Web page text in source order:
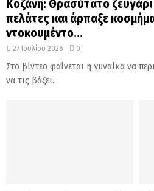
Κοζάνη: Θρασύτατο
πελάτες και άρπαξε
ντοκουμέντο...
27 Ιουλίου 2026 0
Στο βίντεο φαίνεται η γυναίκα να
να τις βάζει...